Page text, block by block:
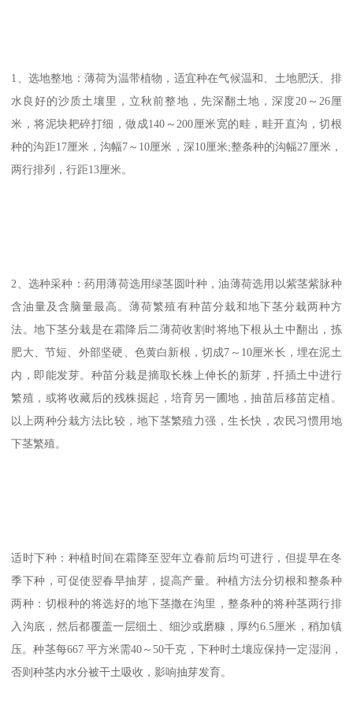
1、选地整地：薄荷为温带植物，适宜种在气候温和、土地肥沃、排
水良好的沙质土壤里，立秋前整地，先深翻土地，深度20～26厘
米，将泥块耙碎打细，做成140～200厘米宽的畦，畦开直沟，切根
种的沟距17厘米，沟幅7～10厘米，深10厘米;整条种的沟幅27厘米，
两行排列，行距13厘米。
2、选种采种：药用薄荷选用绿茎圆叶种，油薄荷选用以紫茎紫脉种
含油量及含脑量最高。薄荷繁殖有种苗分栽和地下茎分栽两种方
法。地下茎分栽是在霜降后二薄荷收割时将地下根从土中翻出，拣
肥大、节短、外部坚硬、色黄白新根，切成7～10厘米长，埋在泥土
内，即能发芽。种苗分栽是摘取长株上伸长的新芽，扦插土中进行
繁殖，或将收藏后的残株掘起，培育另一圃地，抽苗后移苗定植。
以上两种分栽方法比较，地下茎繁殖力强，生长快，农民习惯用地
下茎繁殖。
适时下种：种植时间在霜降至翌年立春前后均可进行，但提早在冬
季下种，可促使翌春早抽芽，提高产量。种植方法分切根和整条种
两种：切根种的将选好的地下茎撒在沟里，整条种的将种茎两行排
入沟底，然后都覆盖一层细土、细沙或磨糠，厚约6.5厘米，稍加镇
压。种茎每667 平方米需40～50千克，下种时土壤应保持一定湿润，
否则种茎内水分被干土吸收，影响抽芽发育。